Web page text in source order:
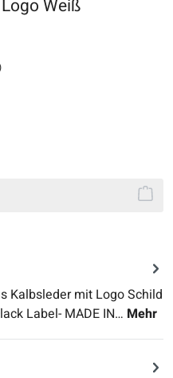
Weiß
Kalbsleder mit Logo Schild
Label- MADE IN… Mehr